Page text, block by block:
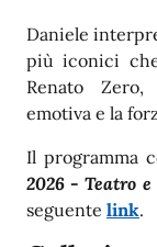
Daniele
più iconici
Renato
emotiva e la
Il programma
2026 - Teatro
seguente link.